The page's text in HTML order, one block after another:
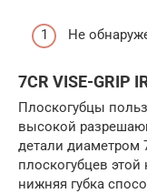
Не
7CR VISE-GRIP
Плоскогубцы
высокой
детали
плоскогубцев
нижняя губка